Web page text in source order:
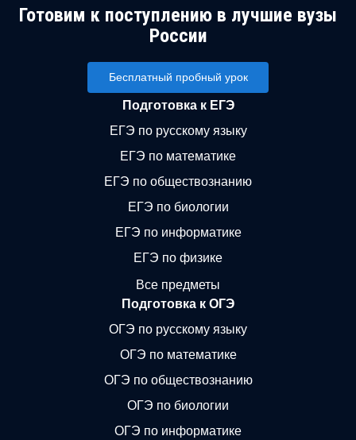
Готовим к поступлению в лучшие вузы
России
Бесплатный пробный урок
Подготовка к ЕГЭ
ЕГЭ по русскому языку
ЕГЭ по математике
ЕГЭ по обществознанию
ЕГЭ по биологии
ЕГЭ по информатике
ЕГЭ по физике
Все предметы
Подготовка к ОГЭ
ОГЭ по русскому языку
ОГЭ по математике
ОГЭ по обществознанию
ОГЭ по биологии
ОГЭ по информатике